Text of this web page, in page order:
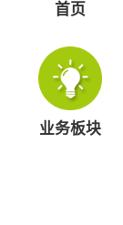
首页
业务板块